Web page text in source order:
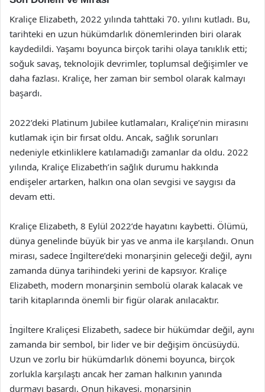
Kraliçe Elizabeth, 2022 yılında tahttaki 70. yılını kutladı. Bu,
tarihteki en uzun hükümdarlık dönemlerinden biri olarak
kaydedildi. Yaşamı boyunca birçok tarihi olaya tanıklık etti;
soğuk savaş, teknolojik devrimler, toplumsal değişimler ve
daha fazlası. Kraliçe, her zaman bir sembol olarak kalmayı
başardı.
2022’deki Platinum Jubilee kutlamaları, Kraliçe’nin mirasını
kutlamak için bir fırsat oldu. Ancak, sağlık sorunları
nedeniyle etkinliklere katılamadığı zamanlar da oldu. 2022
yılında, Kraliçe Elizabeth’in sağlık durumu hakkında
endişeler artarken, halkın ona olan sevgisi ve saygısı da
devam etti.
Kraliçe Elizabeth, 8 Eylül 2022’de hayatını kaybetti. Ölümü,
dünya genelinde büyük bir yas ve anma ile karşılandı. Onun
mirası, sadece İngiltere’deki monarşinin geleceği değil, aynı
zamanda dünya tarihindeki yerini de kapsıyor. Kraliçe
Elizabeth, modern monarşinin sembolü olarak kalacak ve
tarih kitaplarında önemli bir figür olarak anılacaktır.
İngiltere Kraliçesi Elizabeth, sadece bir hükümdar değil, aynı
zamanda bir sembol, bir lider ve bir değişim öncüsüydü.
Uzun ve zorlu bir hükümdarlık dönemi boyunca, birçok
zorlukla karşılaştı ancak her zaman halkının yanında
durmayı başardı. Onun hikayesi, monarşinin